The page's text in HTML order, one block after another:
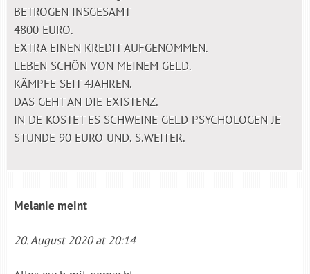
BETROGEN INSGESAMT
4800 EURO.
EXTRA EINEN KREDIT AUFGENOMMEN.
LEBEN SCHÖN VON MEINEM GELD.
KÄMPFE SEIT 4JAHREN.
DAS GEHT AN DIE EXISTENZ.
IN DE KOSTET ES SCHWEINE GELD PSYCHOLOGEN JE
STUNDE 90 EURO UND. S.WEITER.
Melanie meint
20. August 2020 at 20:14